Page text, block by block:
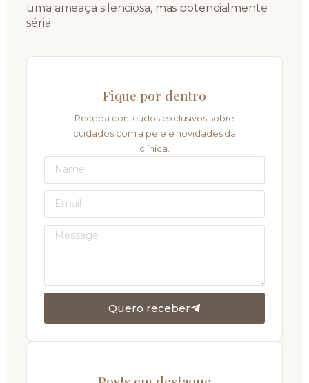
uma ameaça silenciosa, mas potencialmente
séria.
Fique por dentro
Receba conteúdos exclusivos sobre
cuidados com a pele e novidades da
clínica.
Quero receber